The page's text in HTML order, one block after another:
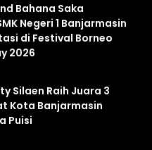
Bahana Saka
Negeri 1 Banjarmasin
di Festival Borneo
2026
Silaen Raih Juara 3
Kota Banjarmasin
Puisi